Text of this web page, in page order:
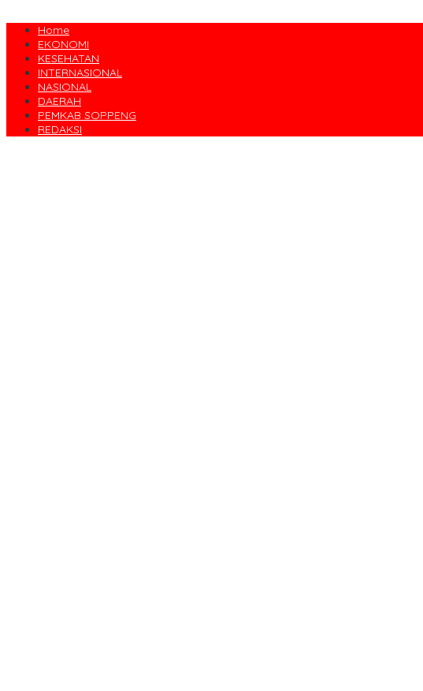
Home
EKONOMI
KESEHATAN
INTERNASIONAL
NASIONAL
DAERAH
PEMKAB SOPPENG
REDAKSI